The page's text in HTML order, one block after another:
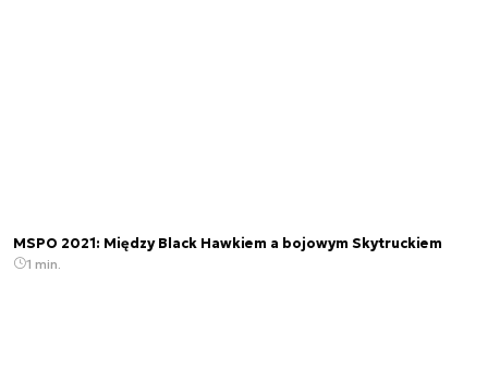
MSPO 2021: Między Black Hawkiem a bojowym Skytruckiem
1 min.